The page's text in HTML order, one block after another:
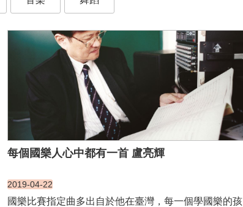
每個國樂人心中都有一首 盧亮輝
2019-04-22
國樂比賽指定曲多出自於他在臺灣，每一個學國樂的孩